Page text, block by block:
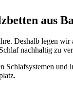
aus
Deshalb legen
nachhaltig zu